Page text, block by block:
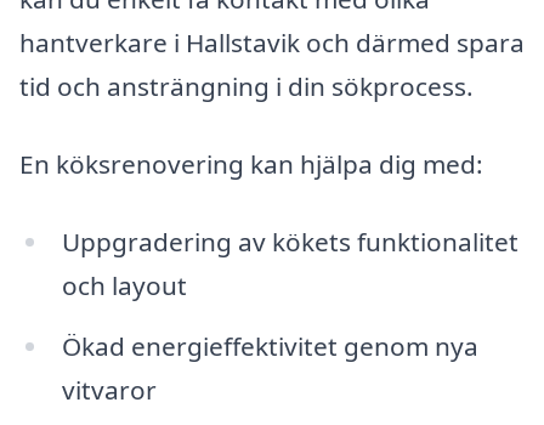
hantverkare i Hallstavik och därmed spara
tid och ansträngning i din sökprocess.
En köksrenovering kan hjälpa dig med:
Uppgradering av kökets funktionalitet
och layout
Ökad energieffektivitet genom nya
vitvaror